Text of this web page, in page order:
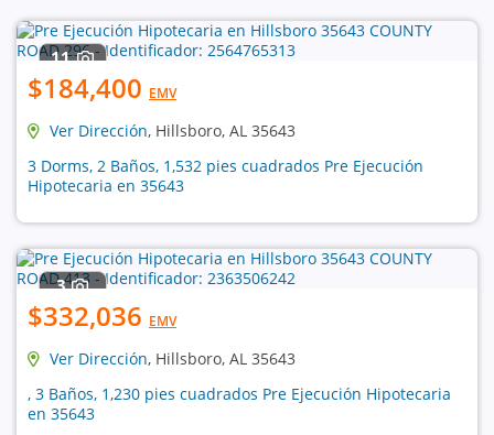
11
$184,400 EMV
Ver Dirección, Hillsboro, AL 35643
3 Dorms, 2 Baños, 1,532 pies cuadrados Pre Ejecución
Hipotecaria en 35643
3
$332,036 EMV
Ver Dirección, Hillsboro, AL 35643
, 3 Baños, 1,230 pies cuadrados Pre Ejecución Hipotecaria
en 35643